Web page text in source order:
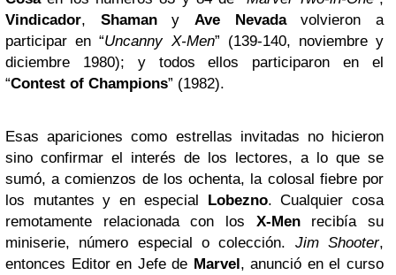
Vindicador, ShamanyAve Nevadavolvieron a
participar en “Uncanny X-Men” (139-140, noviembre y
diciembre 1980); y todos ellos participaron en el
“Contest of Champions” (1982).
Esas apariciones como estrellas invitadas no hicieron
sino confirmar el interés de los lectores, a lo que se
sumó, a comienzos de los ochenta, la colosal fiebre por
los mutantes y en especial Lobezno. Cualquier cosa
remotamente relacionada con los X-Menrecibía su
miniserie, número especial o colección. Jim Shooter,
entonces Editor en Jefe de Marvel, anunció en el curso